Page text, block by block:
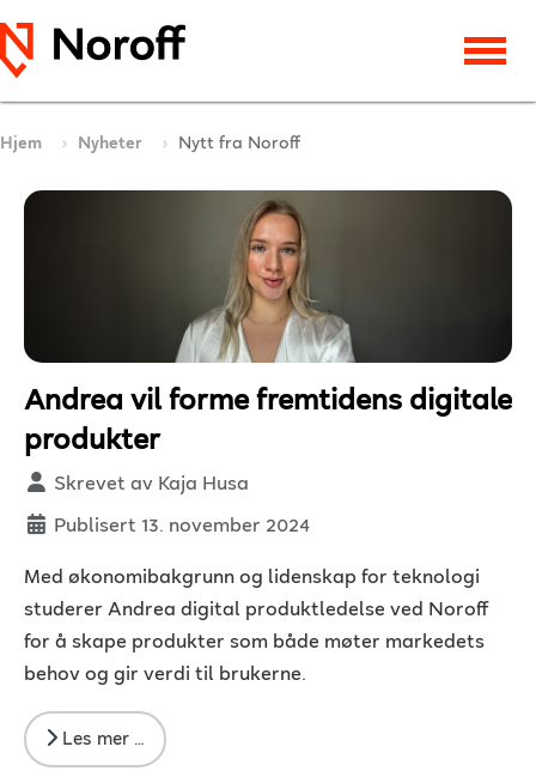
Hjem Nyheter Nytt fra Noroff
Andrea vil forme fremtidens digitale
produkter
Detaljer
Skrevet av Kaja Husa
Publisert 13. november 2024
Med økonomibakgrunn og lidenskap for teknologi
studerer Andrea digital produktledelse ved Noroff
for å skape produkter som både møter markedets
behov og gir verdi til brukerne.
Les mer …